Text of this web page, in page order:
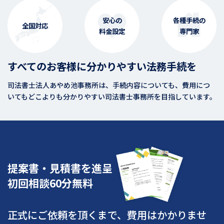
全国対応
安心の
料金設定
各種手続の
専門家
すべてのお客様に分かりやすい法務手続を
司法書士法人あやめ池事務所は、手続内容についても、費用につ
いてもどこよりも分かりやすい司法書士事務所を目指しています。
提案書・見積書を進呈
初回相談60分無料
正式にご依頼を頂くまで、費用はかかりませ